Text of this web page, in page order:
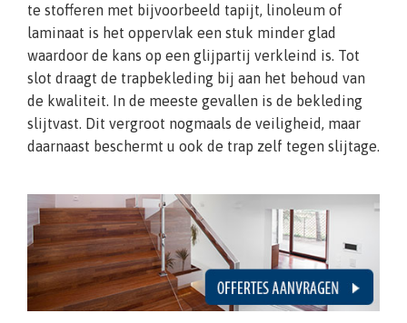
te stofferen met bijvoorbeeld tapijt, linoleum of
laminaat is het oppervlak een stuk minder glad
waardoor de kans op een glijpartij verkleind is. Tot
slot draagt de trapbekleding bij aan het behoud van
de kwaliteit. In de meeste gevallen is de bekleding
slijtvast. Dit vergroot nogmaals de veiligheid, maar
daarnaast beschermt u ook de trap zelf tegen slijtage.